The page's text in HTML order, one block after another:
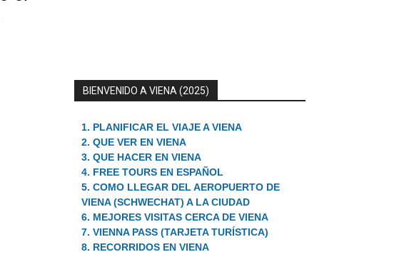
BIENVENIDO A VIENA (2025)
1. PLANIFICAR EL VIAJE A VIENA
2. QUE VER EN VIENA
3. QUE HACER EN VIENA
4. FREE TOURS EN ESPAÑOL
5. COMO LLEGAR DEL AEROPUERTO DE
VIENA (SCHWECHAT) A LA CIUDAD
6. MEJORES VISITAS CERCA DE VIENA
7. VIENNA PASS (TARJETA TURÍSTICA)
8. RECORRIDOS EN VIENA